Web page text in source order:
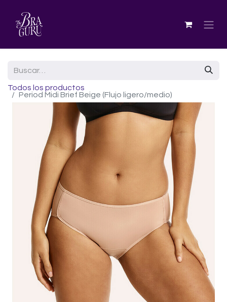
Todos los productos
Period Midi Brief Beige (Flujo ligero/medio)